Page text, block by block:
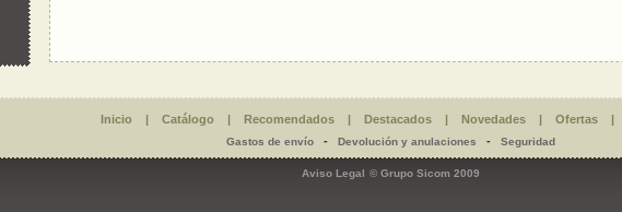
Inicio | Catálogo | Recomendados| Destacados| Novedades| Ofertas|
Gastos de envío- Devolución y anulaciones - Seguridad
Aviso Legal © Grupo Sicom 2009